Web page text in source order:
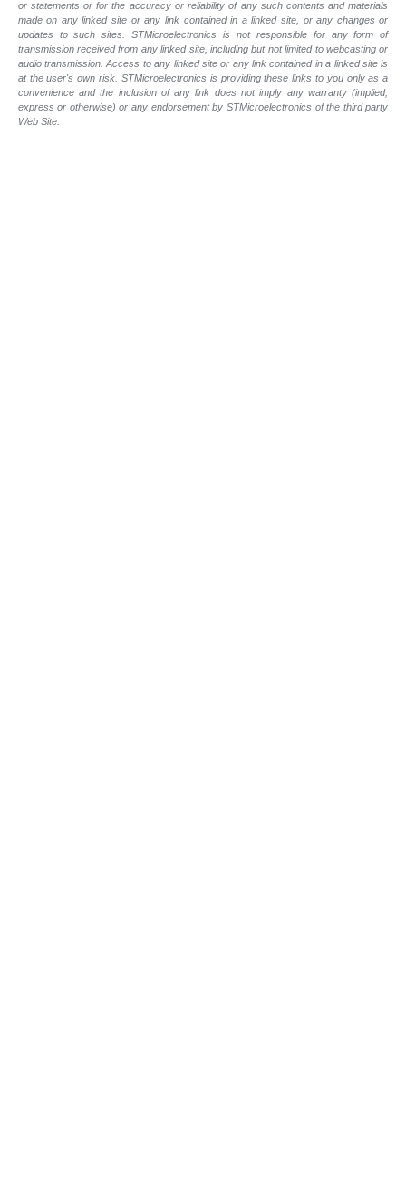
or statements or for the accuracy or reliability of any such contents and materials
made on any linked site or any link contained in a linked site, or any changes or
updates to such sites. STMicroelectronics is not responsible for any form of
transmission received from any linked site, including but not limited to webcasting or
audio transmission. Access to any linked site or any link contained in a linked site is
at the user's own risk. STMicroelectronics is providing these links to you only as a
convenience and the inclusion of any link does not imply any warranty (implied,
express or otherwise) or any endorsement by STMicroelectronics of the third party
Web Site.